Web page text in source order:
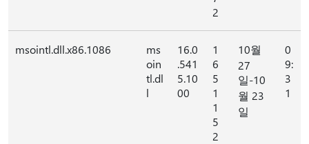
2
msointl.dll.x86.1086
ms
oin
tl.dl
l
16.0
.541
5.10
00
1
6
5
1
1
5
2
10월
27
일-10
월 23
일
0
9:
3
1